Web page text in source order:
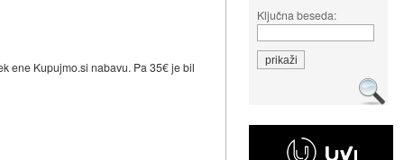
Ključna beseda:
ene Kupujmo.si nabavu. Pa 35€ je bil